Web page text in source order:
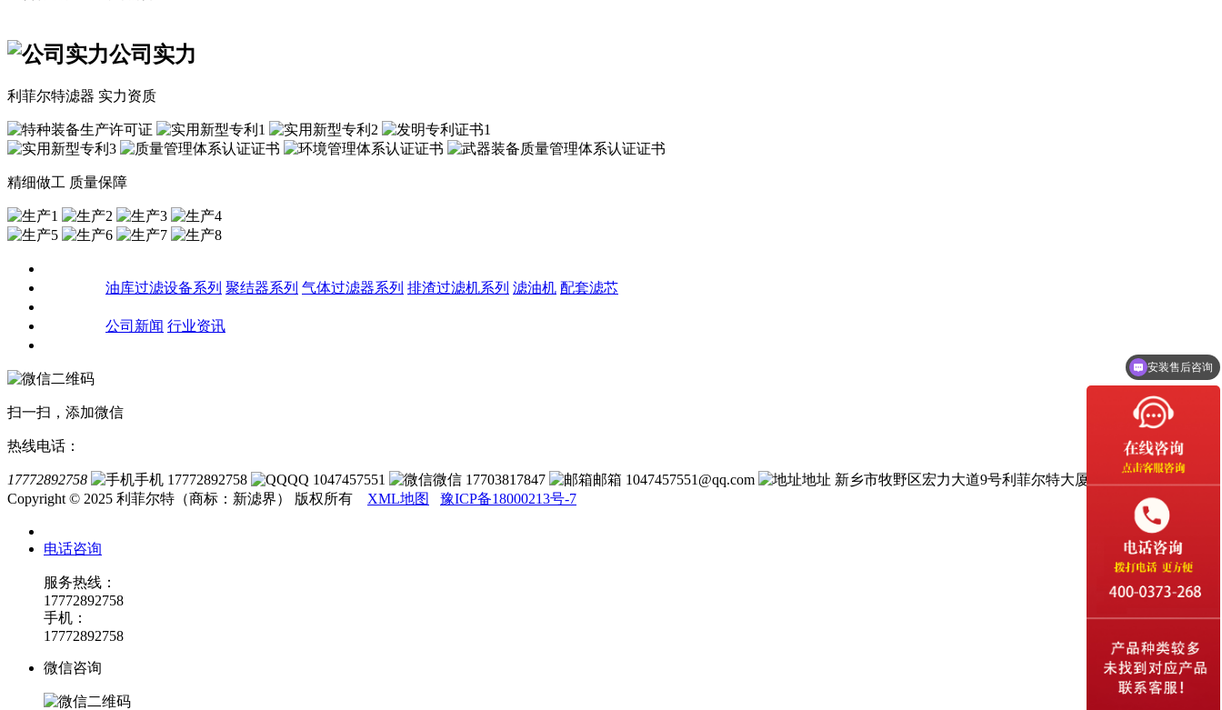
公司实力
利菲尔特滤器 实力资质
精细做工 质量保障
油库过滤设备系列 聚结器系列 气体过滤器系列 排渣过滤机系列 滤油机 配套滤芯
公司新闻 行业资讯
扫一扫，添加微信
热线电话：
17772892758 手机 17772892758 QQ 1047457551 微信 17703817847 邮箱 1047457551@qq.com
地址 新乡市牧野区宏力大道9号利菲尔特大厦
Copyright © 2025 利菲尔特（商标：新滤界） 版权所有 XML地图 豫ICP备18000213号-7
电话咨询
服务热线：
17772892758
手机：
17772892758
微信咨询
人工客服